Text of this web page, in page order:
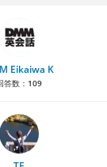
Eikaiwa K
答数： 109